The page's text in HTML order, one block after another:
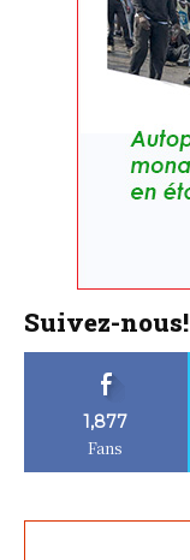
Suivez-nous!
1,877
Fans